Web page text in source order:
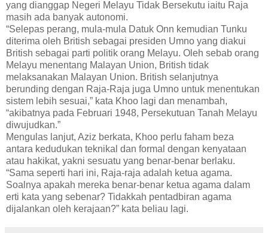
yang dianggap Negeri Melayu Tidak Bersekutu iaitu Raja
masih ada banyak autonomi.
“Selepas perang, mula-mula Datuk Onn kemudian Tunku
diterima oleh British sebagai presiden Umno yang diakui
British sebagai parti politik orang Melayu. Oleh sebab orang
Melayu menentang Malayan Union, British tidak
melaksanakan Malayan Union. British selanjutnya
berunding dengan Raja-Raja juga Umno untuk menentukan
sistem lebih sesuai,” kata Khoo lagi dan menambah,
“akibatnya pada Februari 1948, Persekutuan Tanah Melayu
diwujudkan.”
Mengulas lanjut, Aziz berkata, Khoo perlu faham beza
antara kedudukan teknikal dan formal dengan kenyataan
atau hakikat, yakni sesuatu yang benar-benar berlaku.
“Sama seperti hari ini, Raja-raja adalah ketua agama.
Soalnya apakah mereka benar-benar ketua agama dalam
erti kata yang sebenar? Tidakkah pentadbiran agama
dijalankan oleh kerajaan?” kata beliau lagi.